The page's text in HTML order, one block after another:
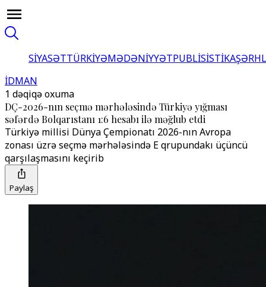
SİYASƏTTÜRKİYƏMƏDƏNİYYƏTPUBLİSİSTİKA
İDMAN
1 dəqiqə oxuma
DÇ-2026-nın seçmə mərhələsində Türkiyə yığması
səfərdə Bolqarıstanı 1:6 hesabı ilə məğlub etdi
Türkiyə millisi Dünya Çempionatı 2026-nın Avropa
zonası üzrə seçmə mərhələsində E qrupundakı üçüncü
qarşılaşmasını keçirib
Paylaş